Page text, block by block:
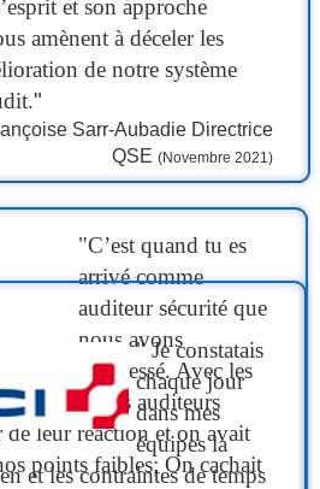
et son approche
amènent à déceler les
de notre système
"
Sarr-Aubadie Directrice
QSE (Novembre 2021)
"C’est quand tu es
arrivé comme
auditeur sécurité que
nous avons
progressé. Avec les
autres auditeurs
leur réaction et on avait
points faibles; On cachait
" Je constatais
chaque jour
dans mes
équipes la
et les contraintes de temps